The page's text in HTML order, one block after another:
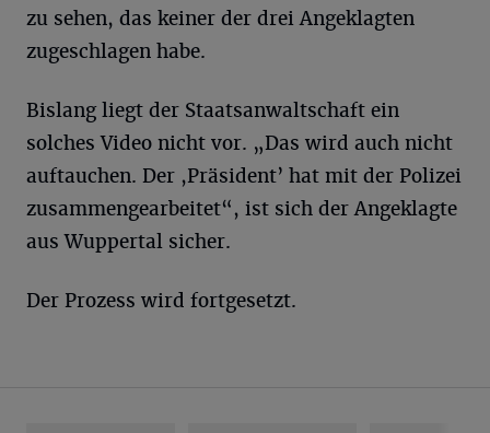
zu sehen, das keiner der drei Angeklagten
zugeschlagen habe.
Bislang liegt der Staatsanwaltschaft ein
solches Video nicht vor. „Das wird auch nicht
auftauchen. Der ,Präsident’ hat mit der Polizei
zusammengearbeitet“, ist sich der Angeklagte
aus Wuppertal sicher.
Der Prozess wird fortgesetzt.